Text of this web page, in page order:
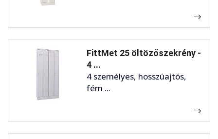
FittMet 25 öltözőszekrény -
4 ...
4 személyes, hosszúajtós,
fém ...